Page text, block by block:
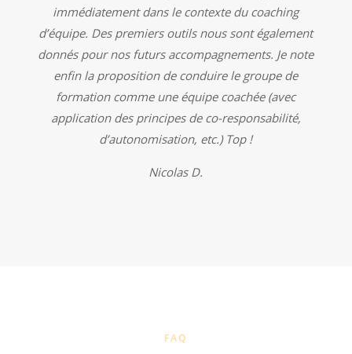
immédiatement dans le contexte du coaching
d’équipe. Des premiers outils nous sont également
donnés pour nos futurs accompagnements. Je note
enfin la proposition de conduire le groupe de
formation comme une équipe coachée (avec
application des principes de co-responsabilité,
d’autonomisation, etc.) Top !
Nicolas D.
FAQ